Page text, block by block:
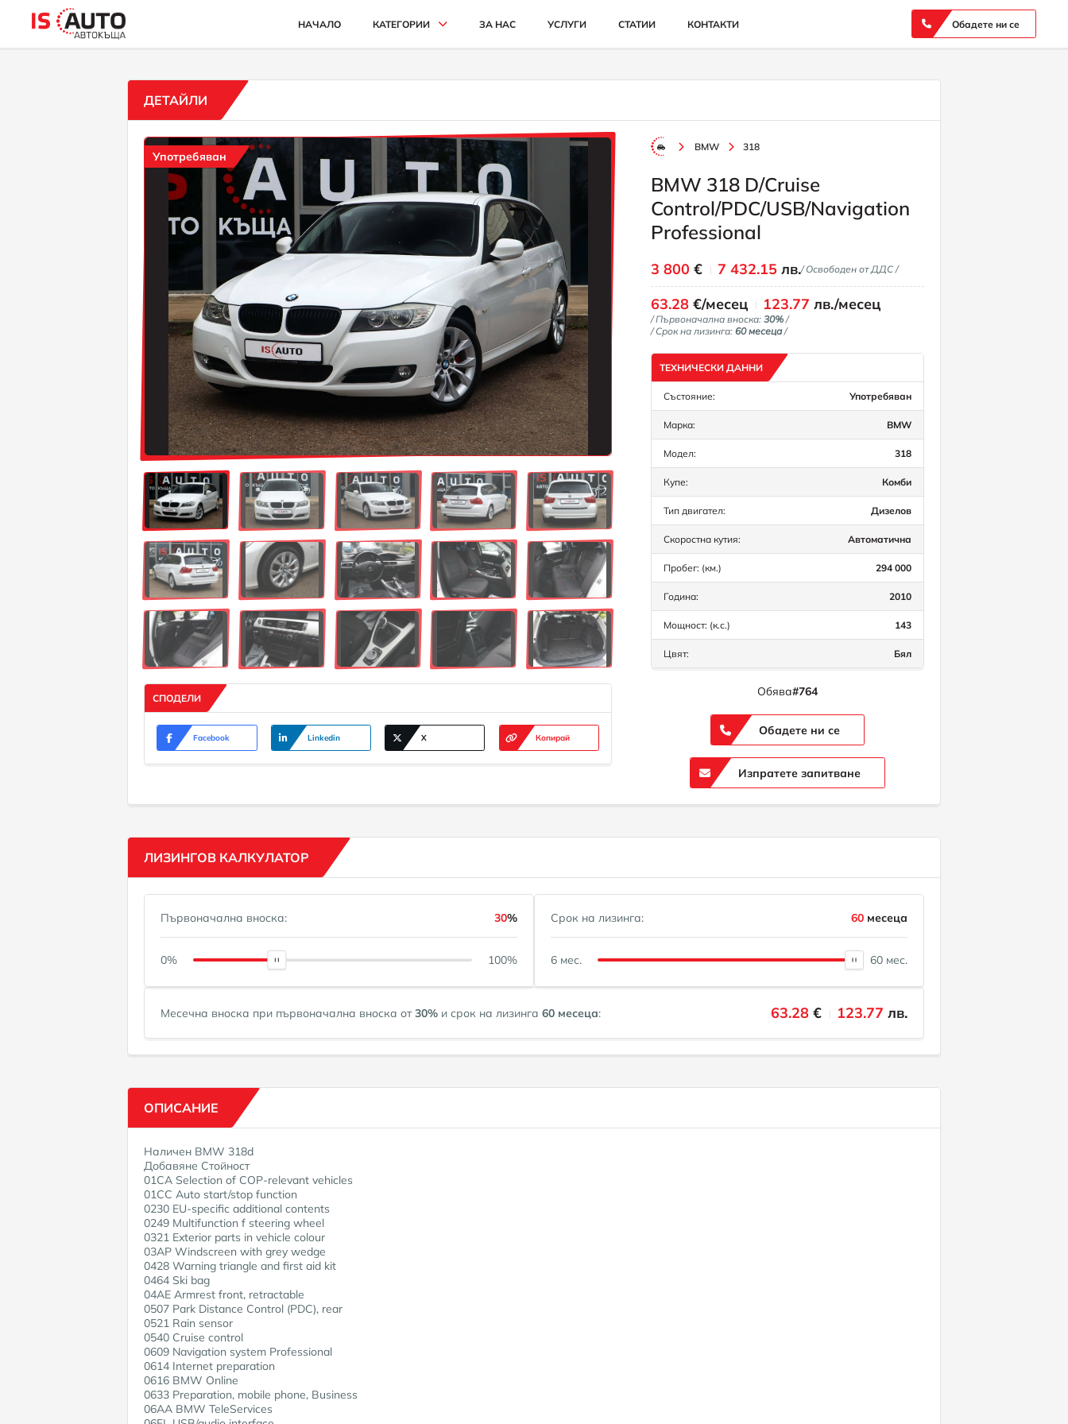
НАЧАЛО КАТЕГОРИИ
АВТОМОБИЛИ И ДЖИПОВЕ
КАМИОНИ
СЕЛСКОСТОПАНСКИ
ИНДУСТРИАЛНИ
КАРИ
ЗА НАС УСЛУГИ СТАТИИ КОНТАКТИ Обадете ни се
ДЕТАЙЛИ
Употребяван
СПОДЕЛИ
Facebook Linkedin X Копирай
BMW 318
BMW 318 D/Cruise
Control/PDC/USB/Navigation
Professional
3 800 € 7 432.15 лв./ Освободен от ДДС /
63.28 €/месец 123.77 лв./месец
/ Първоначална вноска:30%/
/ Срок на лизинга:60 месеца/
ТЕХНИЧЕСКИ ДАННИ
Състояние: Употребяван
Марка: BMW
Модел: 318
Купе: Комби
Тип двигател: Дизелов
Скоростна кутия: Автоматична
Пробег: (км.) 294 000
Година: 2010
Мощност: (к.с.) 143
Цвят: Бял
Обява#764
Обадете ни се
Изпратете запитване
ЛИЗИНГОВ КАЛКУЛАТОР
Първоначална вноска: 30%
0% 100%
Срок на лизинга: 60 месеца
6 мес. 60 мес.
Месечна вноска при първоначална вноска от30% и срок на лизинга 60 месеца: 63.28 € 123.77 лв.
ОПИСАНИЕ
Наличен BMW 318d
Добавяне Стойност
01CA Selection of COP-relevant vehicles
01CC Auto start/stop function
0230 EU-specific additional contents
0249 Multifunction f steering wheel
0321 Exterior parts in vehicle colour
03AP Windscreen with grey wedge
0428 Warning triangle and first aid kit
0464 Ski bag
04AE Armrest front, retractable
0507 Park Distance Control (PDC), rear
0521 Rain sensor
0540 Cruise control
0609 Navigation system Professional
0614 Internet preparation
0616 BMW Online
0633 Preparation, mobile phone, Business
06AA BMW TeleServices